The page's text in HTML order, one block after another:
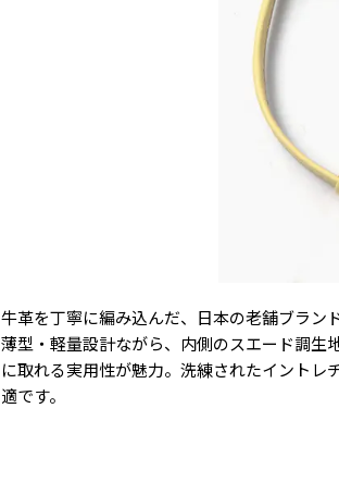
牛革を丁寧に編み込んだ、日本の老舗ブラン
薄型・軽量設計ながら、内側のスエード調生
に取れる実用性が魅力。洗練されたイント
適です。